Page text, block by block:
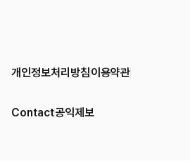
개인정보처리방침이용약관
Contact공익제보